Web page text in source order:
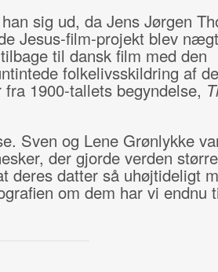
sig ud, da Jens Jørgen
Jesus-film-projekt blev
til dansk film med den
folkelivsskildring af
1900-tallets begyndelse,
Sven og Lene Grønlykke
der gjorde verden
deres datter så uhøjtideligt
om dem har vi endnu